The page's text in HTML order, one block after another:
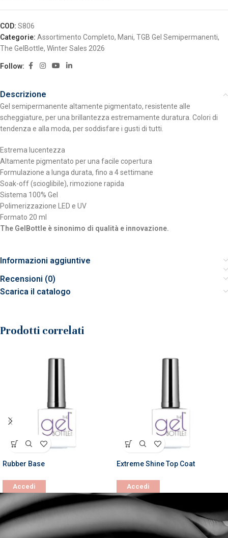
COD: S806
Categorie: Assortimento Completo, Mani, TGB Gel Semipermanenti,
The GelBottle, Winter Sales 2026
Follow:
Descrizione
Gel semipermanente altamente pigmentato, resistente alle
scheggiature, per una brillantezza estremamente duratura. Colori di
tendenza e alla moda, per soddisfare i gusti di tutti.
Estrema lucentezza
Altamente pigmentato per una facile copertura
Formulazione a lunga durata, fino a 4 settimane
Soak-off (scioglibile), rimozione rapida
Sistema 100% Gel
Polimerizzazione LED e UV
Formato 20 ml
The GelBottle è sinonimo di qualità e innovazione.
Informazioni aggiuntive
Recensioni (0)
Scarica il catalogo
Prodotti correlati
Rubber Base
Accedi
Extreme Shine Top Coat
Accedi